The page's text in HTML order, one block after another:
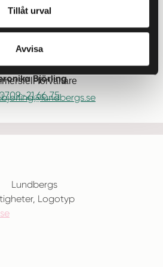
Tillåt urval
Avvisa
Nilsson
förvaltare
011-21 66 70
Björling
förvaltare
21 66 75